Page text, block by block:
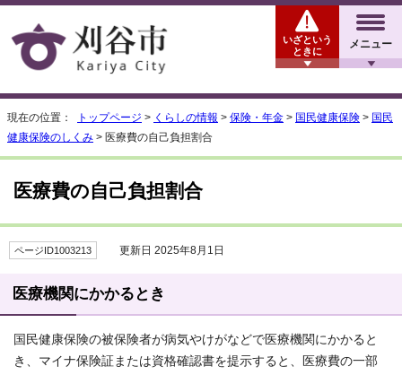
メニュー
いざという
ときに
現在の位置： トップページ > くらしの情報 > 保険・年金 > 国民健康保険 > 国民
健康保険のしくみ > 医療費の自己負担割合
医療費の自己負担割合
ページID1003213 更新日 2025年8月1日
医療機関にかかるとき
国民健康保険の被保険者が病気やけがなどで医療機関にかかると
き、マイナ保険証または資格確認書を提示すると、医療費の一部